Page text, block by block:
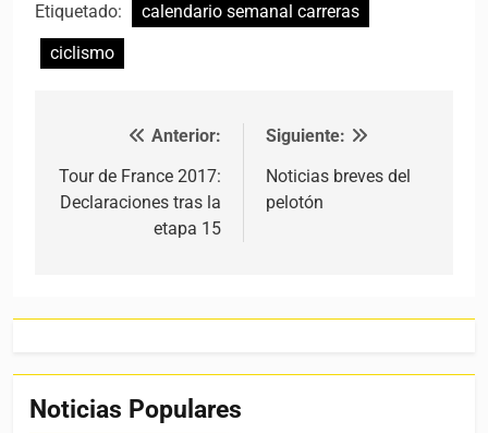
Etiquetado:
calendario semanal carreras
ciclismo
Navegación de entradas
Anterior:
Tour de France 2017:
Declaraciones tras la
etapa 15
Siguiente:
Noticias breves del
pelotón
Noticias Populares